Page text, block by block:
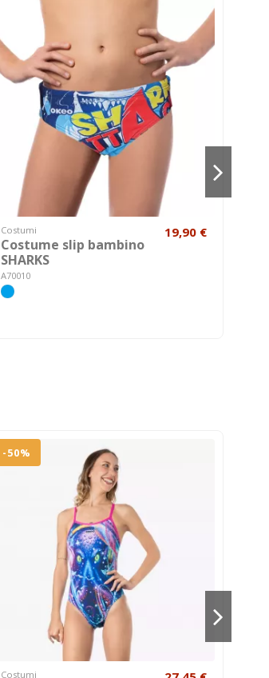
Costumi
Costume slip bambino
SHARKS
A70010
19,90 €
-50%
Costumi